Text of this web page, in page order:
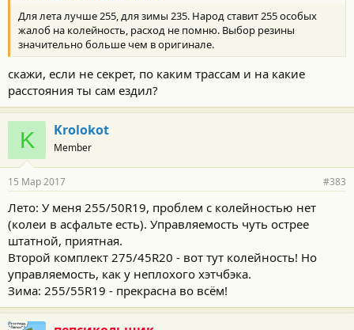
Для лета лучше 255, для зимы 235. Народ ставит 255 особых
жалоб на колейность, расход не помню. Выбор резины
значительно больше чем в оригинале.
скажи, если не секрет, по каким трассам и на какие
расстояния ты сам ездил?
K Krolokot
Member
15 Мар 2017 #383
Лето: У меня 255/50R19, проблем с колейностью нет
(колеи в асфальте есть). Управляемость чуть острее
штатной, приятная.
Второй комплект 275/45R20 - вот тут колейность! Но
управляемость, как у неплохого хэтчбэка.
Зима: 255/55R19 - прекрасна во всём!